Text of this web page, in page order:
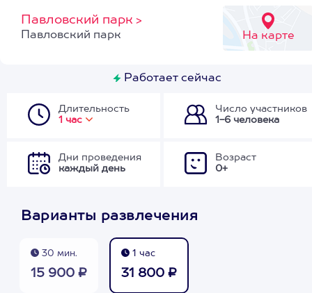
Павловский парк >
На карте
Павловский парк
Работает сейчас
Длительность
1 час
Число участников
1-6 человека
Дни проведения
каждый день
Возраст
0+
Варианты развлечения
30 мин.
15 900 ₽
1 час
31 800 ₽